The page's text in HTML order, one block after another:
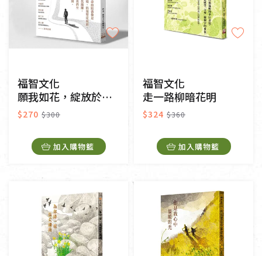
福智文化
願我如花，綻放於你心
$270 $300
加入購物籃
福智文化
走一路柳暗花明
$324 $360
加入購物籃